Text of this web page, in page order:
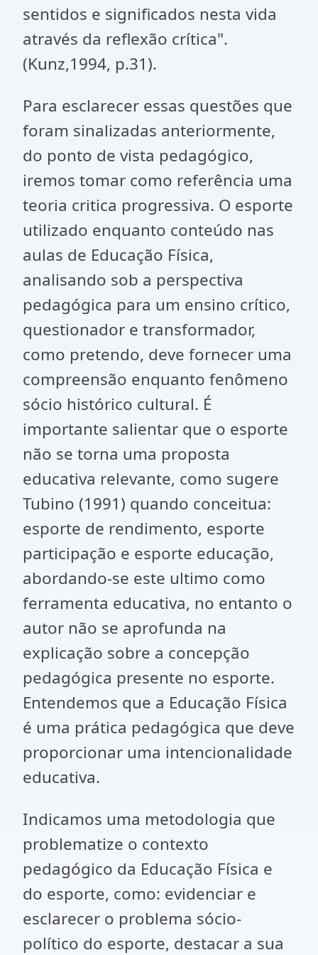
sentidos e significados nesta vida
através da reflexão crítica".
(Kunz,1994, p.31).
Para esclarecer essas questões que
foram sinalizadas anteriormente,
do ponto de vista pedagógico,
iremos tomar como referência uma
teoria critica progressiva. O esporte
utilizado enquanto conteúdo nas
aulas de Educação Física,
analisando sob a perspectiva
pedagógica para um ensino crítico,
questionador e transformador,
como pretendo, deve fornecer uma
compreensão enquanto fenômeno
sócio histórico cultural. É
importante salientar que o esporte
não se torna uma proposta
educativa relevante, como sugere
Tubino (1991) quando conceitua:
esporte de rendimento, esporte
participação e esporte educação,
abordando-se este ultimo como
ferramenta educativa, no entanto o
autor não se aprofunda na
explicação sobre a concepção
pedagógica presente no esporte.
Entendemos que a Educação Física
é uma prática pedagógica que deve
proporcionar uma intencionalidade
educativa.
Indicamos uma metodologia que
problematize o contexto
pedagógico da Educação Física e
do esporte, como: evidenciar e
esclarecer o problema sócio-
político do esporte, destacar a sua